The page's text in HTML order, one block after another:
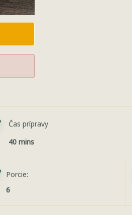
Čas prípravy
40 mins
Porcie:
6